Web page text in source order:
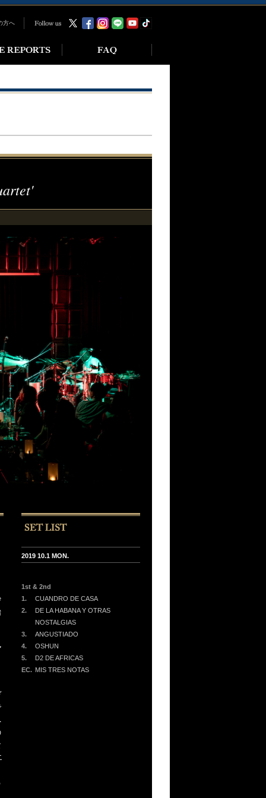
方へ
2019 10.1 MON.
1st & 2nd
1.
CUANDRO DE CASA
2.
DE LA HABANA Y OTRAS
NOSTALGIAS
3.
ANGUSTIADO
4.
OSHUN
5.
D2 DE AFRICAS
EC. MIS TRES NOTAS